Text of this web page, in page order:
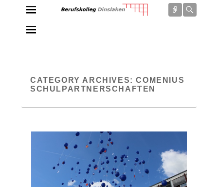
Connect
CATEGORY ARCHIVES:COMENIUS
SCHULPARTNERSCHAFTEN